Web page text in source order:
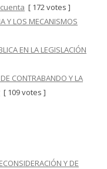
[ 172 votes ]
Y LOS MECANISMOS
EN LA LEGISLACIÓN
CONTRABANDO Y LA
[ 109 votes ]
Y DE